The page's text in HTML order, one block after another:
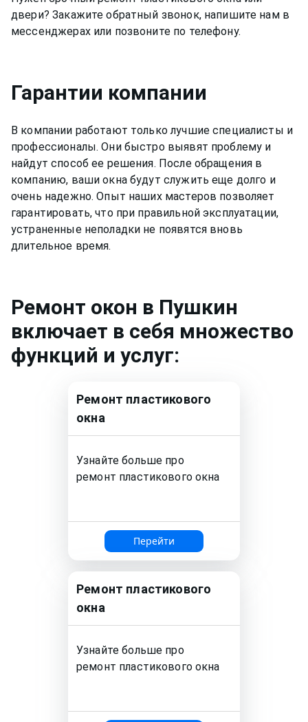
двери? Закажите обратный звонок, напишите нам в
мессенджерах или позвоните по телефону.
Гарантии компании
В компании работают только лучшие специалисты и
профессионалы. Они быстро выявят проблему и
найдут способ ее решения. После обращения в
компанию, ваши окна будут служить еще долго и
очень надежно. Опыт наших мастеров позволяет
гарантировать, что при правильной эксплуатации,
устраненные неполадки не появятся вновь
длительное время.
Ремонт окон в Пушкин
включает в себя множество
функций и услуг:
Ремонт пластикового
окна
Узнайте больше про
ремонт пластикового окна
Перейти
Ремонт пластикового
окна
Узнайте больше про
ремонт пластикового окна